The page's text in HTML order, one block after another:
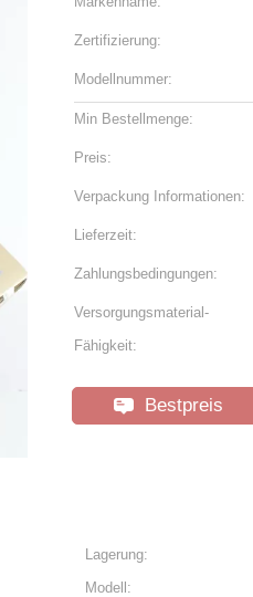
Zertifizierung:
Modellnummer:
Min Bestellmenge:
Preis:
Verpackung Informationen:
Lieferzeit:
Zahlungsbedingungen:
Versorgungsmaterial-
Fähigkeit:
Bestpreis
Lagerung:
Modell: